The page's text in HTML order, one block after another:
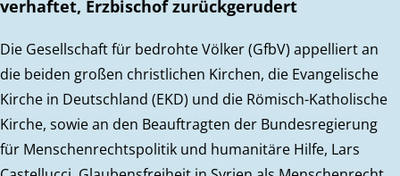
verhaftet, Erzbischof zurückgerudert
Die Gesellschaft für bedrohte Völker (GfbV) appelliert an
die beiden großen christlichen Kirchen, die Evangelische
Kirche in Deutschland (EKD) und die Römisch-Katholische
Kirche, sowie an den Beauftragten der Bundesregierung
für Menschenrechtspolitik und humanitäre Hilfe, Lars